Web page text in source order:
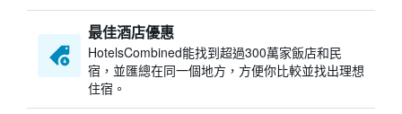
最佳酒店優惠
HotelsCombined​能找到超過300萬家飯店和民
宿，並匯總在同一個地方，方便你比較並找出理想
住宿。